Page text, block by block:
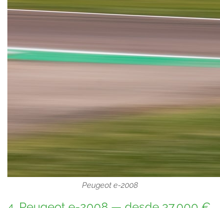
Peugeot e-2008